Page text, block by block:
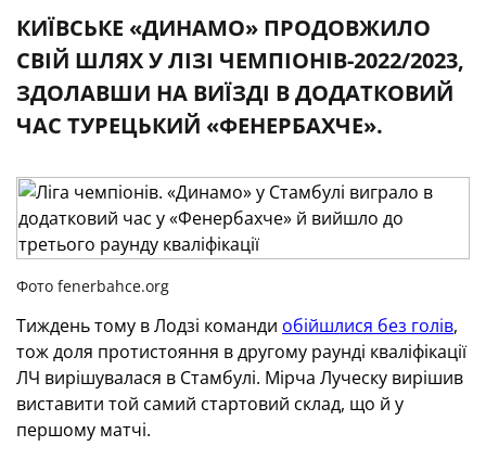
КИЇВСЬКЕ «ДИНАМО» ПРОДОВЖИЛО
СВІЙ ШЛЯХ У ЛІЗІ ЧЕМПІОНІВ-2022/2023,
ЗДОЛАВШИ НА ВИЇЗДІ В ДОДАТКОВИЙ
ЧАС ТУРЕЦЬКИЙ «ФЕНЕРБАХЧЕ».
Фото fenerbahce.org
Тиждень тому в Лодзі команди обійшлися без голів,
тож доля протистояння в другому раунді кваліфікації
ЛЧ вирішувалася в Стамбулі. Мірча Луческу вирішив
виставити той самий стартовий склад, що й у
першому матчі.